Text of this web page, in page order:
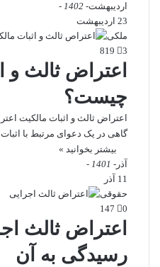
اردیبهشت- 1402 -
23 اردیبهشت
ملکی
3
اعتراض ثالث و
چیست؟
اعتراض ثالث و اثبات مالکیت
گاهی در یک دعوای مرتبط با
بیشتر بخوانید »
آذر - 1401 -
11 آذر
حقوقی
0
اعتراض ثالث
رسیدگی به آن